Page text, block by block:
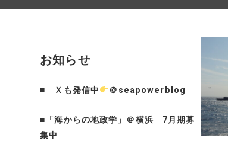
お知らせ
■ Ｘも発信中 ＠seapowerblog
■ 「海からの地政学」＠横浜 7月期募
集中